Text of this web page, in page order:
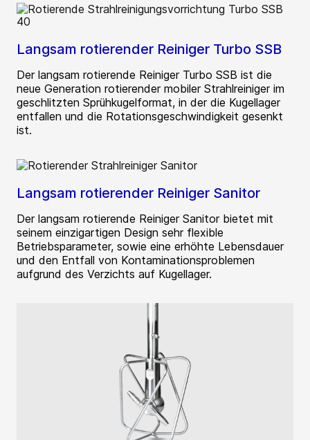
Langsam rotierender Reiniger Turbo SSB
Der langsam rotierende Reiniger Turbo SSB ist die
neue Generation rotierender mobiler Strahlreiniger im
geschlitzten Sprühkugelformat, in der die Kugellager
entfallen und die Rotationsgeschwindigkeit gesenkt
ist.
Langsam rotierender Reiniger Sanitor
Der langsam rotierende Reiniger Sanitor bietet mit
seinem einzigartigen Design sehr flexible
Betriebsparameter, sowie eine erhöhte Lebensdauer
und den Entfall von Kontaminationsproblemen
aufgrund des Verzichts auf Kugellager.